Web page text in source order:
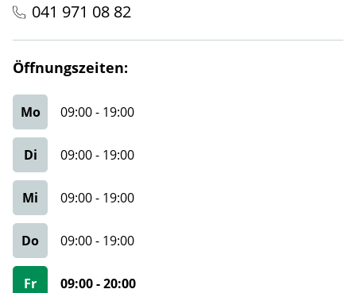
041 971 08 82
Öffnungszeiten:
Mo 09:00- 19:00
Di 09:00- 19:00
Mi 09:00- 19:00
Do 09:00- 19:00
Fr 09:00-20:00